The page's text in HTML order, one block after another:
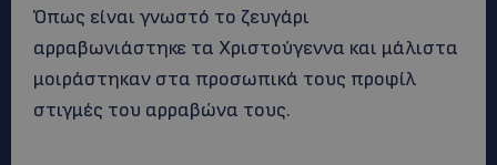
Όπως είναι γνωστό το ζευγάρι
αρραβωνιάστηκε τα Χριστούγεννα και μάλιστα
μοιράστηκαν στα προσωπικά τους προφίλ
στιγμές του αρραβώνα τους.